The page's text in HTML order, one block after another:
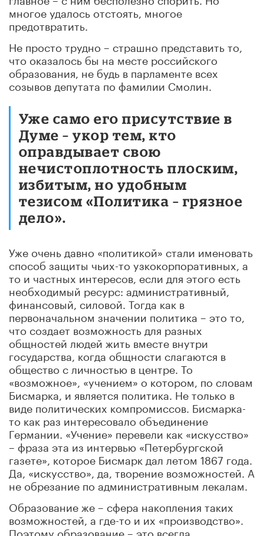
многое удалось отстоять, многое
предотвратить.
Не просто трудно – страшно представить то,
что оказалось бы на месте российского
образования, не будь в парламенте всех
созывов депутата по фамилии Смолин.
Уже само его присутствие в
Думе – укор тем, кто
оправдывает свою
нечистоплотность плоским,
избитым, но удобным
тезисом «Политика – грязное
дело».
Уже очень давно «политикой» стали именовать
способ защиты чьих-то узкокорпоративных, а
то и частных интересов, если для этого есть
необходимый ресурс: административный,
финансовый, силовой. Тогда как в
первоначальном значении политика – это то,
что создает возможность для разных
общностей людей жить вместе внутри
государства, когда общности слагаются в
общество с личностью в центре. То
«возможное», «учением» о котором, по словам
Бисмарка, и является политика. Не только в
виде политических компромиссов. Бисмарка-
то как раз интересовало объединение
Германии. «Учение» перевели как «искусство»
– фраза эта из интервью «Петербургской
газете», которое Бисмарк дал летом 1867 года.
Да, «искусство», да, творение возможностей. А
не обрезание по административным лекалам.
Образование же – сфера накопления таких
возможностей, а где-то и их «производство».
Поэтому образование – это всегда